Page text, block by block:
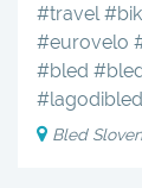
#travel
#eurovelo
#bled
Bled